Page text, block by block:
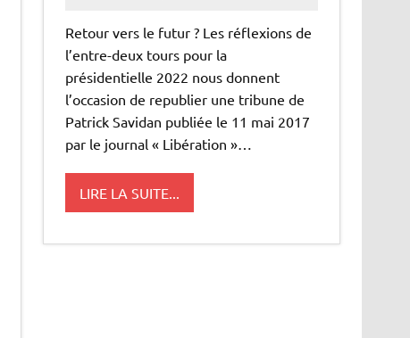
Retour vers le futur ? Les réflexions de
l’entre-deux tours pour la
présidentielle 2022 nous donnent
l’occasion de republier une tribune de
Patrick Savidan publiée le 11 mai 2017
par le journal « Libération »…
LIRE LA SUITE...